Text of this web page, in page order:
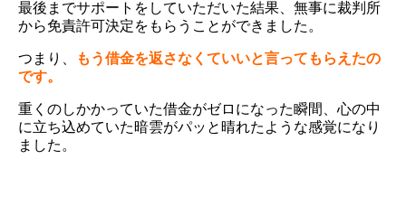
最後までサポートをしていただいた結果、無事に裁判所
から免責許可決定をもらうことができました。
つまり、
もう借金を返さなくていいと言ってもらえたの
です。
重くのしかかっていた借金がゼロになった瞬間、心の中
に立ち込めていた暗雲がパッと晴れたような感覚になり
ました。